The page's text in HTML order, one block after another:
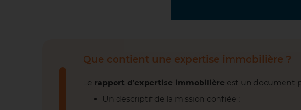
Que contient une expertise immobilière ?
Le rapport d’expertise immobilière est un document
Un descriptif de la mission confiée ;